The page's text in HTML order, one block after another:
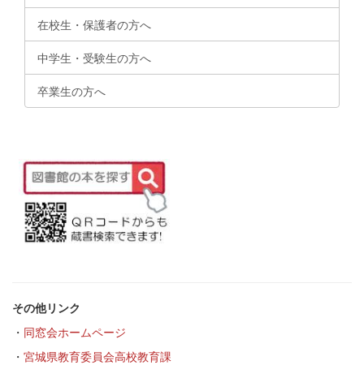
在校生・保護者の方へ
中学生・受験生の方へ
卒業生の方へ
その他リンク
・ 同窓会ホームページ
・ 宮城県教育委員会高校教育課